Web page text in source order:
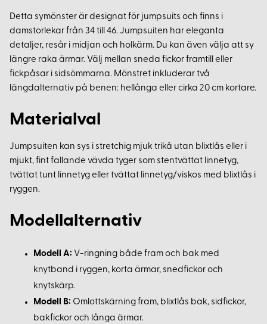
Detta symönster är designat för jumpsuits och finns i
damstorlekar från 34 till 46. Jumpsuiten har eleganta
detaljer, resår i midjan och holkärm. Du kan även välja att sy
längre raka ärmar. Välj mellan sneda fickor framtill eller
fickpåsar i sidsömmarna. Mönstret inkluderar två
längdalternativ på benen: hellånga eller cirka 20 cm kortare.
Materialval
Jumpsuiten kan sys i stretchig mjuk trikå utan blixtlås eller i
mjukt, fint fallande vävda tyger som stentvättat linnetyg,
tvättat tunt linnetyg eller tvättat linnetyg/viskos med blixtlås i
ryggen.
Modellalternativ
Modell A: V-ringning både fram och bak med
knytband i ryggen, korta ärmar, snedfickor och
knytskärp.
Modell B: Omlottskärning fram, blixtlås bak, sidfickor,
bakfickor och långa ärmar.